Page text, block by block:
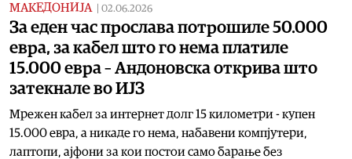
МАКЕДОНИЈА 02.06.2026
За еден час прослава потрошиле 50.000
евра, за кабел што го нема платиле
15.000 евра – Андоновска открива што
затекнале во ИЈЗ
Мрежен кабел за интернет долг 15 километри - купен
15.000 евра, а никаде го нема, набавени компјутери,
лаптопи, ајфони за кои постои само барање без